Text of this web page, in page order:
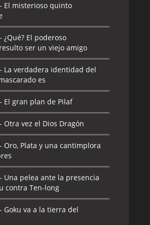
El misterioso quinto
¿Qué? El poderoso
ser un viejo amigo
La verdadera identidad del
es
El gran plan de Pilaf
Otra vez el Dios Dragón
Oro, Plata y una cantimplora
Una pelea ante la presencia
contra Ten-long
Goku va a la tierra del